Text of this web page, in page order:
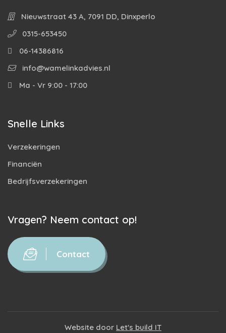
Nieuwstraat 43 A, 7091 DD, Dinxperlo
0315-653450
06-14386816
info@wamelinkadvies.nl
Ma - Vr 9:00 - 17:00
Snelle Links
Verzekeringen
Financiën
Bedrijfsverzekeringen
Vragen? Neem contact op!
Contact
Website door Let's build IT